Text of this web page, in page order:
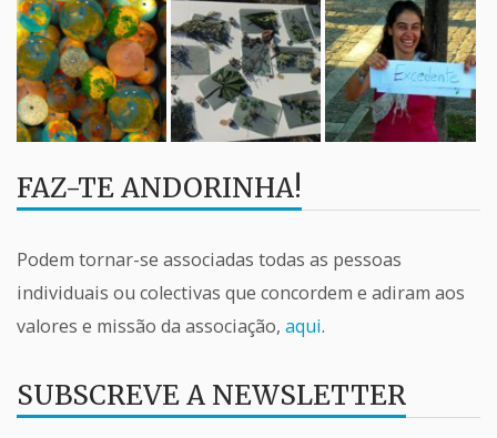
FAZ-TE ANDORINHA!
Podem tornar-se associadas todas as pessoas
individuais ou colectivas que concordem e adiram aos
valores e missão da associação, aqui.
SUBSCREVE A NEWSLETTER